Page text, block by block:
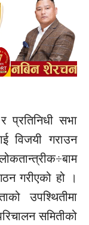
सभा
विजयी गराउन
गरीएको हो ।
उपश्थितीमा
समितीको